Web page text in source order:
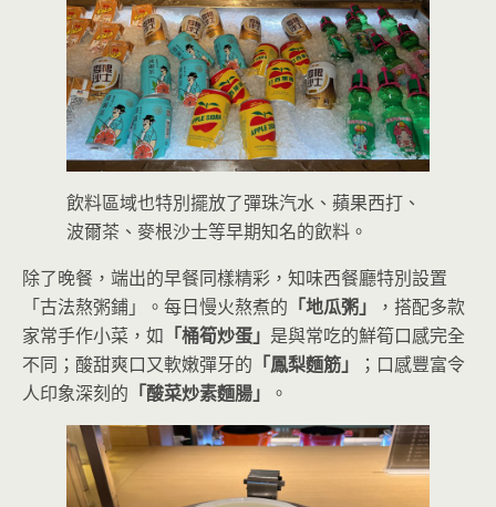
飲料區域也特別擺放了彈珠汽水、蘋果西打、
波爾茶、麥根沙士等早期知名的飲料。
除了晚餐，端出的早餐同樣精彩，知味西餐廳特別設置
「古法熬粥鋪」。每日慢火熬煮的 「地瓜粥」
，搭配多款
家常手作小菜，如 「桶筍炒蛋」 是與常吃的鮮筍口感完全
不同；酸甜爽口又軟嫩彈牙的 「鳳梨麵筋」
；口感豐富令
人印象深刻的 「酸菜炒素麵腸」 。